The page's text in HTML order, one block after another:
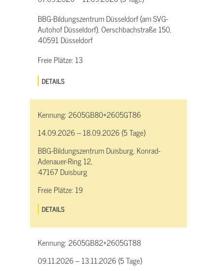
BBG-Bildungszentrum Düsseldorf (am SVG-
Autohof Düsseldorf), Oerschbachstraße 150,
40591 Düsseldorf
Freie Plätze: 13
DETAILS
Kennung:2605GB80+2605GT86
14.09.2026 – 18.09.2026 (5 Tage)
BBG-Bildungszentrum Duisburg, Konrad-
Adenauer-Ring 12,
47167 Duisburg
Freie Plätze: 19
DETAILS
Kennung:2605GB82+2605GT88
09.11.2026 – 13.11.2026 (5 Tage)